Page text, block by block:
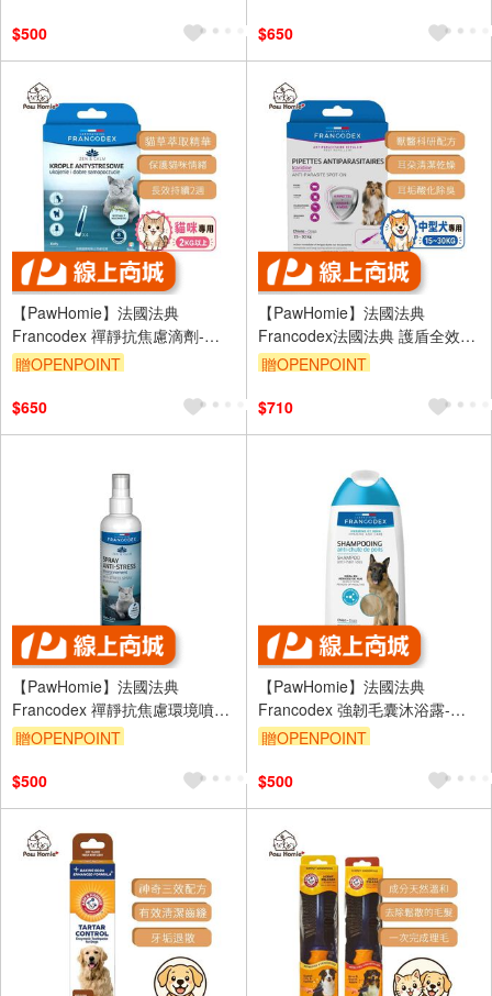
$500
$650
【PawHomie】法國法典
Francodex 禪靜抗焦慮滴劑-貓
>2kg
贈OPENPOINT
$650
【PawHomie】法國法典
Francodex法國法典 護盾全效防
蚊驅蟲滴劑中型犬(15~30kg)犬
贈OPENPOINT
$710
【PawHomie】法國法典
Francodex 禪靜抗焦慮環境噴
霧-貓
贈OPENPOINT
$500
【PawHomie】法國法典
Francodex 強韌毛囊沐浴露-犬
用
贈OPENPOINT
$500